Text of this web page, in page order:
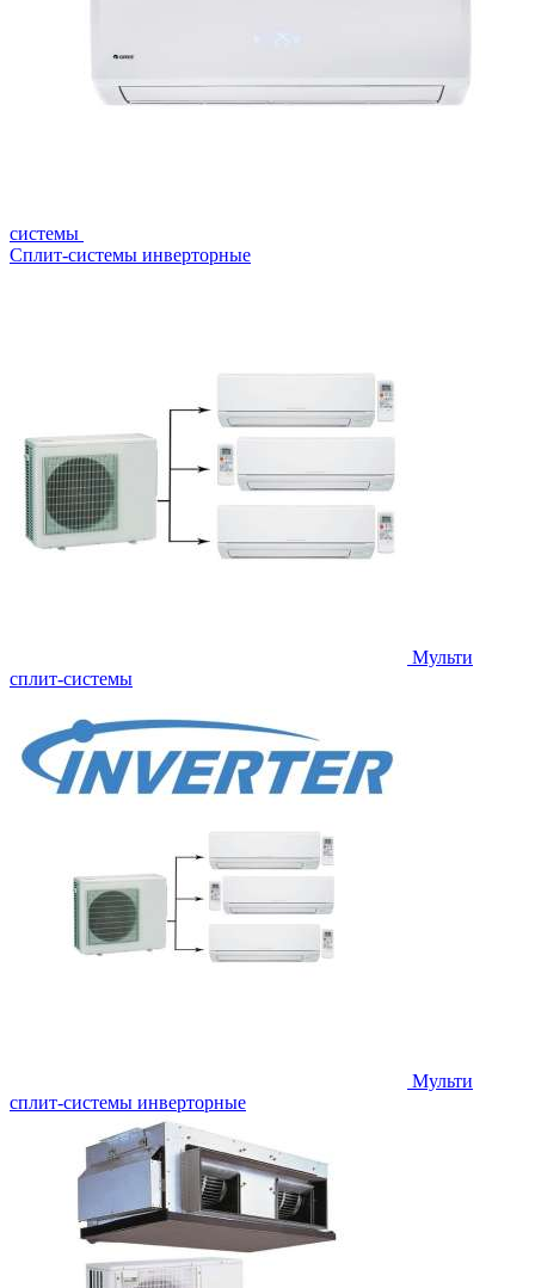
системы
Сплит-системы инверторные
Мульти
сплит-системы
Мульти
сплит-системы инверторные